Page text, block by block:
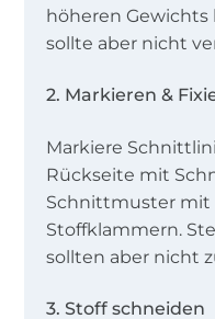
höheren
sollte aber nicht
2. Markieren &
Markiere
Rückseite mit
Schnittmuster mit
Stoffklammern.
sollten aber nicht
3. Stoff schneiden